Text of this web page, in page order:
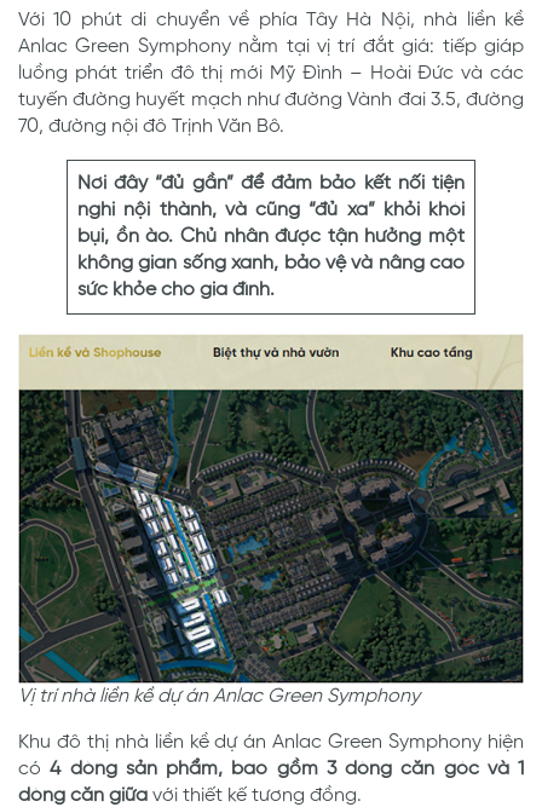
Với 10 phút di chuyển về phía Tây Hà Nội, nhà liền kề
Anlac Green Symphony nằm tại vị trí đắt giá: tiếp giáp
luồng phát triển đô thị mới Mỹ Đình – Hoài Đức và các
tuyến đường huyết mạch như đường Vành đai 3.5, đường
70, đường nội đô Trịnh Văn Bô.
Nơi đây “đủ gần” để đảm bảo kết nối tiện
nghi nội thành, và cũng “đủ xa” khỏi khói
bụi, ồn ào. Chủ nhân được tận hưởng một
không gian sống xanh, bảo vệ và nâng cao
sức khỏe cho gia đình.
Vị trí nhà liền kề dự án Anlac Green Symphony
Khu đô thị nhà liền kề dự án Anlac Green Symphony hiện
có4 dòng sản phẩm, bao gồm 3 dòng căn góc và 1
dòng căn giữa với thiết kế tương đồng.